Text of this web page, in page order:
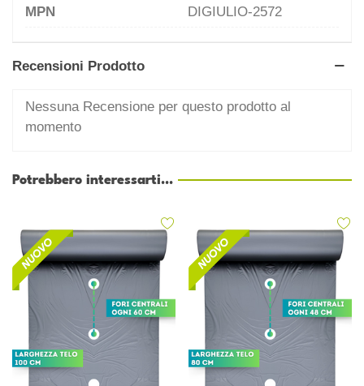
MPN DIGIULIO-2572
Recensioni Prodotto
Nessuna Recensione per questo prodotto al
momento
Potrebbero interessarti...